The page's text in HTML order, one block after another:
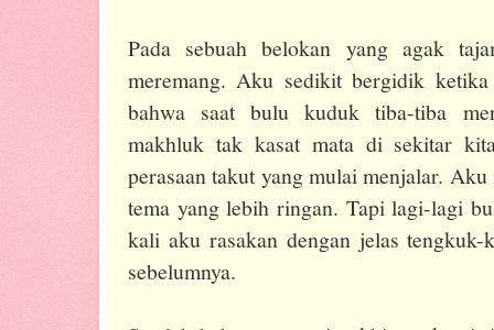
Pada sebuah belokan yang agak
meremang. Aku sedikit bergidik
bahwa saat bulu kuduk tiba-tiba
makhluk tak kasat mata di sekitar
perasaan takut yang mulai menjalar.
tema yang lebih ringan. Tapi lagi-lagi
kali aku rasakan dengan jelas
sebelumnya.